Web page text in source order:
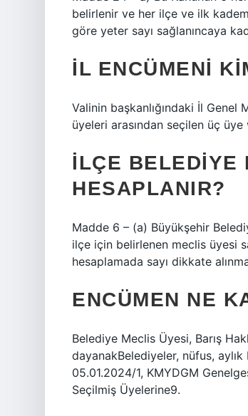
belirlenir ve her ilçe ve ilk
göre yeter sayı sağlanıncaya
İL ENCÜMENI
Valinin başkanlığındaki İl Genel
üyeleri arasından seçilen üç
İLÇE BELEDIYE
HESAPLANIR?
Madde 6 – (a) Büyükşehir
ilçe için belirlenen meclis üyesi
hesaplamada sayı dikkate
ENCÜMEN NE
Belediye Meclis Üyesi, Barış
dayanakBelediyeler, nüfus,
05.01.2024/1, KMYDGM
Seçilmiş Üyelerine9.